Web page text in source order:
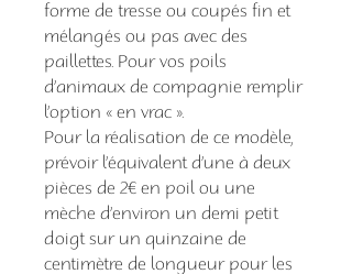
forme de tresse ou coupés fin et
mélangés ou pas avec des
paillettes. Pour vos poils
d’animaux de compagnie remplir
l’option « en vrac ».
Pour la réalisation de ce modèle,
prévoir l’équivalent d’une à deux
pièces de 2€ en poil ou une
mèche d’environ un demi petit
doigt sur un quinzaine de
centimètre de longueur pour les